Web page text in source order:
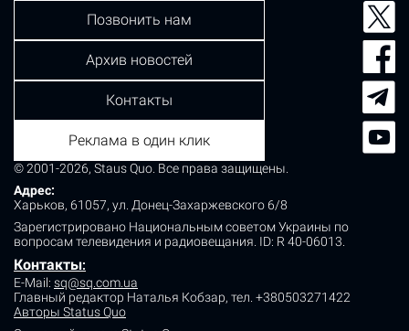
© 2001-2026, Staus Quo. Все права защищены.
Адрес:
Харьков, 61057, ул. Донец-Захаржевского 6/8
Зарегистрировано Национальным советом Украины по
вопросам телевидения и радиовещания. ID: R 40-06013.
Контакты:
E-Mail: sq@sq.com.ua
Главный редактор Наталья Кобзар, тел. +380503271422
Авторы Status Quo
Позвонить нам
Архив новостей
Контакты
Реклама в один клик